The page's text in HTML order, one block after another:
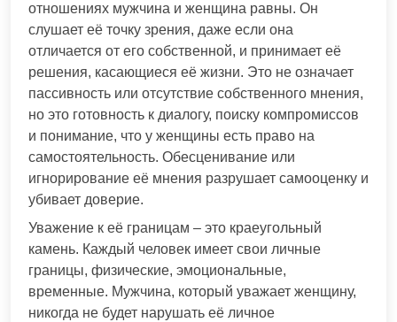
отношениях мужчина и женщина равны. Он
слушает её точку зрения, даже если она
отличается от его собственной, и принимает её
решения, касающиеся её жизни. Это не означает
пассивность или отсутствие собственного мнения,
но это готовность к диалогу, поиску компромиссов
и понимание, что у женщины есть право на
самостоятельность. Обесценивание или
игнорирование её мнения разрушает самооценку и
убивает доверие.
Уважение к её границам – это краеугольный
камень. Каждый человек имеет свои личные
границы, физические, эмоциональные,
временные. Мужчина, который уважает женщину,
никогда не будет нарушать её личное